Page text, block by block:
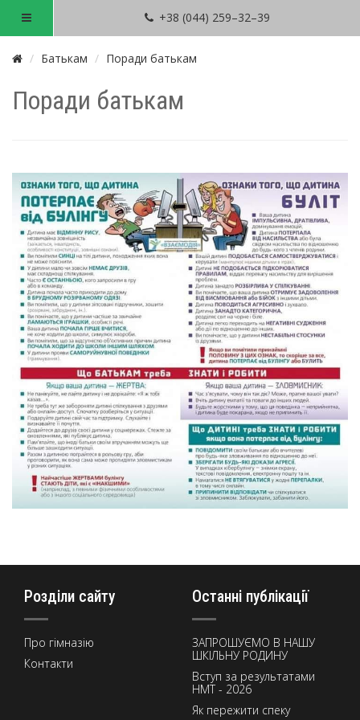
+38 (044) 259–32–39
Батькам Поради батькам
Поради батькам
Розділи сайту
Про гімназію
Контакти
Останні публікації
ЗАПРОШУЄМО В НАШУ
ШКІЛЬНУ РОДИНУ
Вступ за результатами
НМТ - 2026
Як пережити спеку